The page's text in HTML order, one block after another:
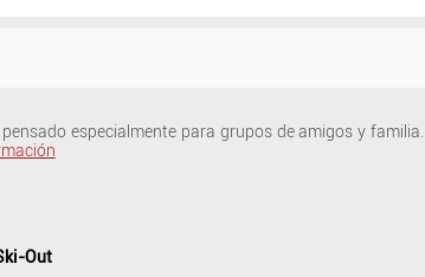
especialmente para grupos de amigos y familia.
Out